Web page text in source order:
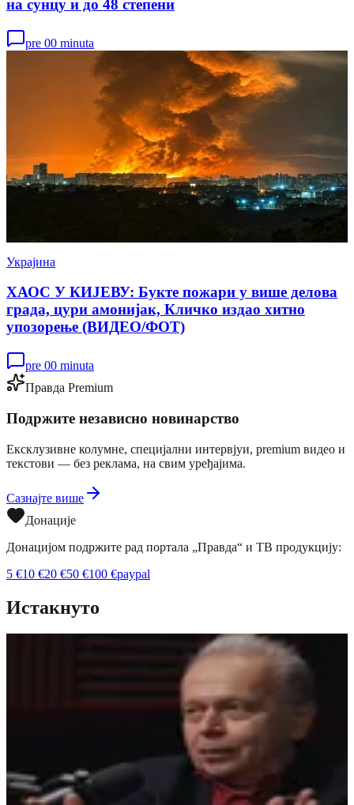
на сунцу и до 48 степени
pre 00 minuta
Украјина
ХАОС У КИЈЕВУ: Букте пожари у више делова
града, цури амонијак, Кличко издао хитно
упозорење (ВИДЕО/ФОТ)
pre 00 minuta
Правда Premium
Подржите независно новинарство
Ексклузивне колумне, специјални интервјуи, premium видео и
текстови — без реклама, на свим уређајима.
Сазнајте више
Донације
Донацијом подржите рад портала „Правда“ и ТВ продукцију:
5 €10 €20 €50 €100 €paypal
Истакнуто